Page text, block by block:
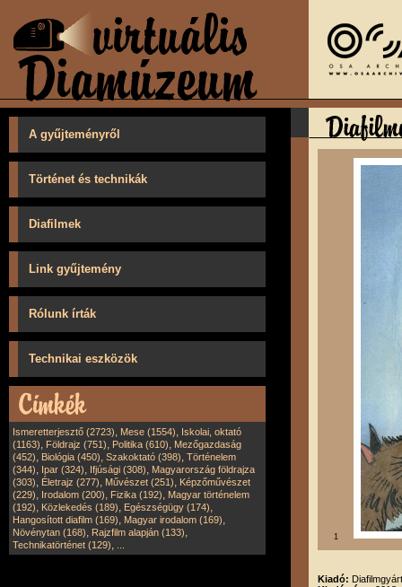
A gyűjteményről
Történet és technikák
Diafilmek
Link gyűjtemény
Rólunk írták
Technikai eszközök
Ismeretterjesztő (2723), Mese (1554), Iskolai, oktató
(1163), Földrajz (751), Politika (610), Mezőgazdaság
(452), Biológia (450), Szakoktató (398), Történelem
(344), Ipar (324), Ifjúsági (308), Magyarország földrajza
(303), Életrajz (277), Művészet (251), Képzőművészet
(229), Irodalom (200), Fizika (192), Magyar történelem
(192), Közlekedés (189), Egészségügy (174),
Hangosított diafilm (169), Magyar irodalom (169),
Növénytan (168), Rajzfilm alapján (133),
Technikatörténet (129),
1
Kiadó: